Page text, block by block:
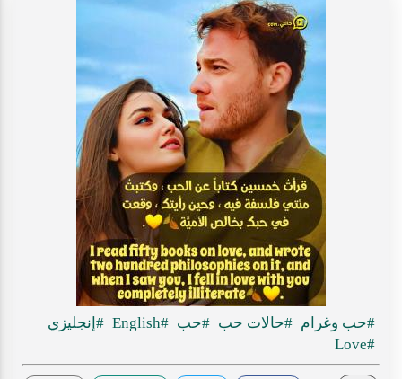
#حب وغرام #حالات حب #حب #English
#إنجليزي
#Love